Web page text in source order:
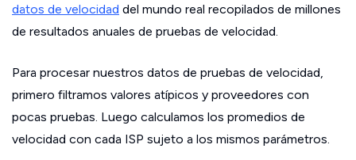
datos de velocidad del mundo real recopilados de millones
de resultados anuales de pruebas de velocidad.
Para procesar nuestros datos de pruebas de velocidad,
primero filtramos valores atípicos y proveedores con
pocas pruebas. Luego calculamos los promedios de
velocidad con cada ISP sujeto a los mismos parámetros.